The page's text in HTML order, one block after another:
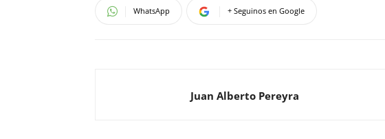
WhatsApp + Seguinos en Google
Juan Alberto Pereyra